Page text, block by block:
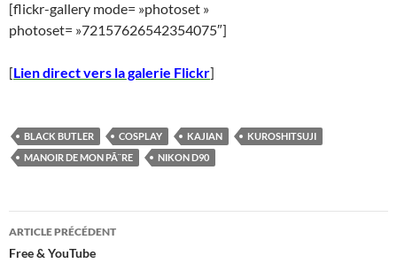
[flickr-gallery mode= »photoset »
photoset= »72157626542354075″]
[Lien direct vers la galerie Flickr]
BLACK BUTLER COSPLAY KAJIAN
KUROSHITSUJI
MANOIR DE MON PÃ¨RE
NIKON D90
Navigation
des
ARTICLE PRÉCÉDENT
Free & YouTube